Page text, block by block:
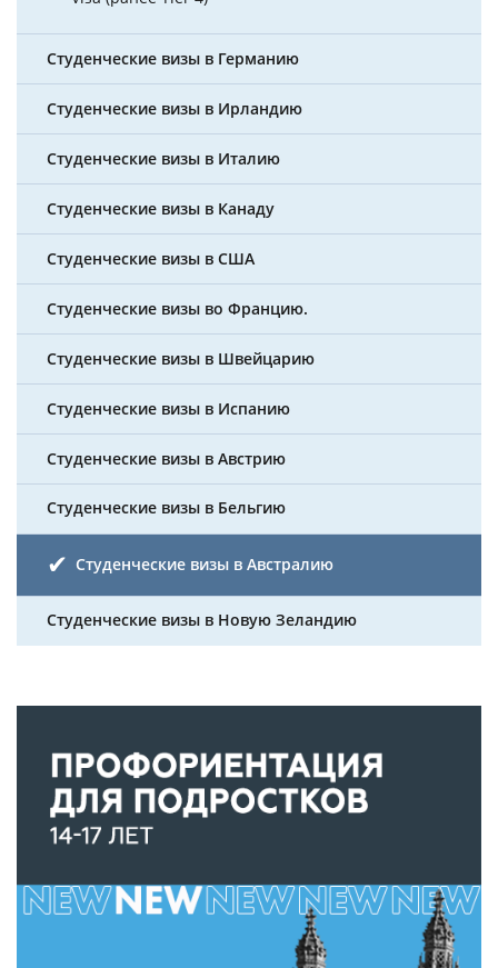
Студенческие визы в Германию
Студенческие визы в Ирландию
Студенческие визы в Италию
Студенческие визы в Канаду
Студенческие визы в США
Студенческие визы во Францию.
Студенческие визы в Швейцарию
Студенческие визы в Испанию
Студенческие визы в Австрию
Студенческие визы в Бельгию
Студенческие визы в Австралию
Студенческие визы в Новую Зеландию